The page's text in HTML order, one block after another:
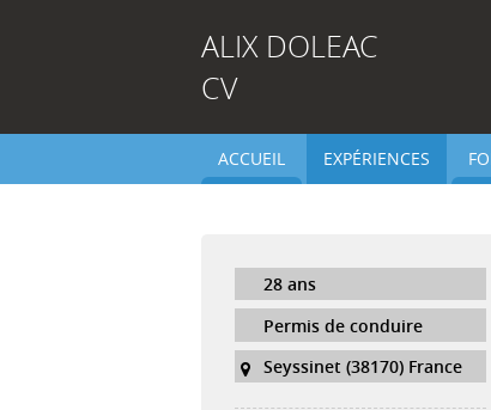
ALIX DOLEAC
CV
ACCUEIL EXPÉRIENCES
28 ans
Permis de conduire
Seyssinet (38170) France